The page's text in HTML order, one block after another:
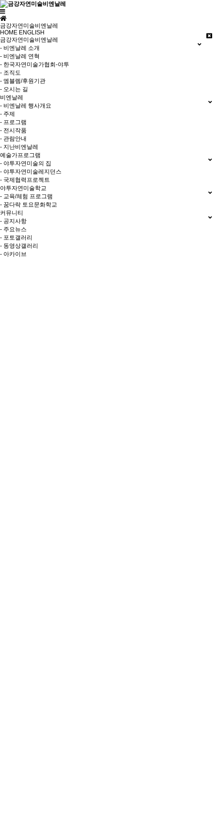
금강자연미술비엔날레
HOME ENGLISH
금강자연미술비엔날레
- 비엔날레 소개
- 비엔날레 연혁
- 한국자연미술가협회-야투
- 조직도
- 엠블렘/후원기관
- 오시는 길
비엔날레
- 비엔날레 행사개요
- 주제
- 프로그램
- 전시작품
- 관람안내
- 지난비엔날레
예술가프로그램
- 야투자연미술의 집
- 야투자연미술레지던스
- 국제협력프로젝트
야투자연미술학교
- 교육/체험 프로그램
- 꿈다락 토요문화학교
커뮤니티
- 공지사항
- 주요뉴스
- 포토갤러리
- 동영상갤러리
- 아카이브